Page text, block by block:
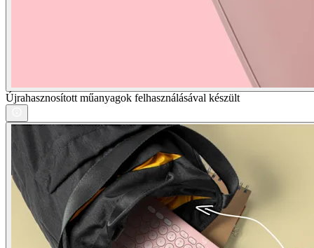
Újrahasznosított műanyagok felhasználásával készült